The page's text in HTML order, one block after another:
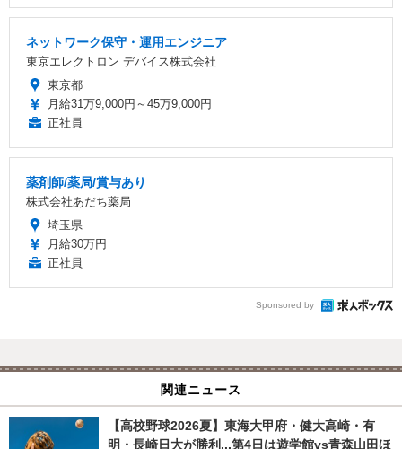
ネットワーク保守・運用エンジニア
東京エレクトロン デバイス株式会社
東京都
月給31万9,000円～45万9,000円
正社員
薬剤師/薬局/賞与あり
株式会社あだち薬局
埼玉県
月給30万円
正社員
Sponsored by
関連ニュース
【高校野球2026夏】東海大甲府・健大高崎・有
明・長崎日大が勝利...第4日は遊学館vs青森山田ほ